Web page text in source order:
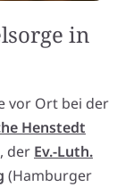
in
vor Ort bei der
Henstedt
der Ev.-Luth.
(Hamburger